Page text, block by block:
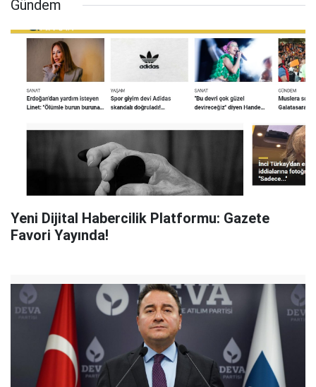
Gündem
Yeni Dijital Habercilik Platformu: Gazete
Favori Yayında!